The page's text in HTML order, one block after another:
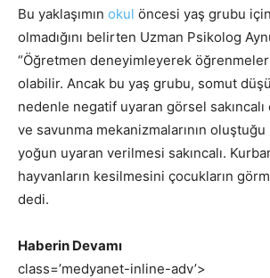
Bu yaklaşımın okul öncesi yaş grubu
olmadığını belirten Uzman Psikolog
“Öğretmen deneyimleyerek
olabilir. Ancak bu yaş grubu, somut
nedenle negatif uyaran görsel sakıncalı
ve savunma mekanizmalarının
yoğun uyaran verilmesi sakıncalı.
hayvanların kesilmesini çocukların
dedi.
Haberin Devamı
class=’medyanet-inline-adv’>